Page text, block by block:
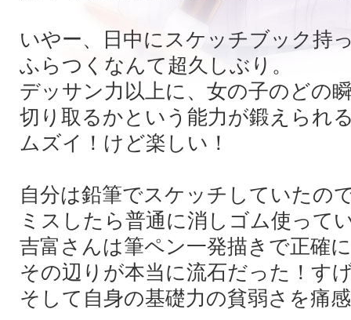
いやー、日中にスケッチブック持
ふらつくなんて超久しぶり。
デッサン力以上に、女の子のどの
切り取るかという能力が鍛えられ
ムズイ！けど楽しい！
自分は鉛筆でスケッチしていたの
ミスしたら普通に消しゴム使って
吉富さんは筆ペン一発描きで正確
その辺りが本当に流石だった！す
そして自身の基礎力の貧弱さを痛